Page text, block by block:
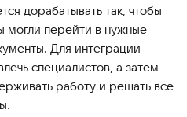
дорабатывать так, чтобы
могли перейти в нужные
Для интеграции
специалистов, а затем
работу и решать все